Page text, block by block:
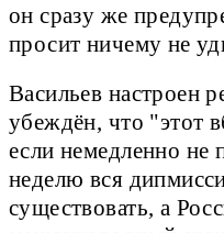
он сразу же
просит ничему не
Васильев настроен
убеждён, что "этот
если немедленно не
неделю вся
существовать, а